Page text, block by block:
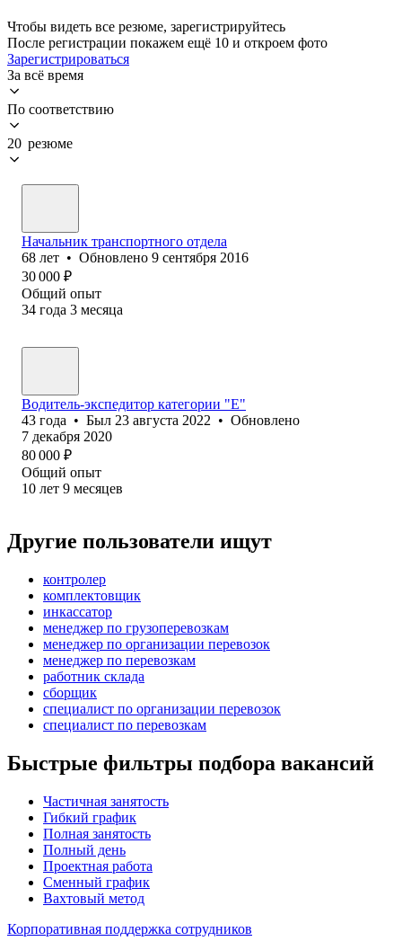
Чтобы видеть все резюме, зарегистрируйтесь
После регистрации покажем ещё 10 и откроем фото
Зарегистрироваться
За всё время
По соответствию
20 резюме
Начальник транспортного отдела
68 лет • Обновлено 9 сентября 2016
30 000 ₽
Общий опыт
34 года 3 месяца
Водитель-экспедитор категории "Е"
43 года • Был 23 августа 2022 • Обновлено
7 декабря 2020
80 000 ₽
Общий опыт
10 лет 9 месяцев
Другие пользователи ищут
контролер
комплектовщик
инкассатор
менеджер по грузоперевозкам
менеджер по организации перевозок
менеджер по перевозкам
работник склада
сборщик
специалист по организации перевозок
специалист по перевозкам
Быстрые фильтры подбора вакансий
Частичная занятость
Гибкий график
Полная занятость
Полный день
Проектная работа
Сменный график
Вахтовый метод
Корпоративная поддержка сотрудников